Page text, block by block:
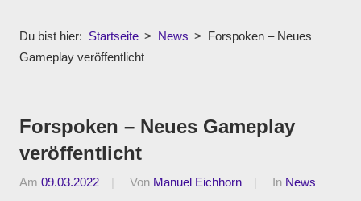
darüber
hinaus
Du bist hier: Startseite News
Forspoken – Neues
Gameplay veröffentlicht
Forspoken – Neues Gameplay
veröffentlicht
Am 09.03.2022 Von Manuel Eichhorn In News